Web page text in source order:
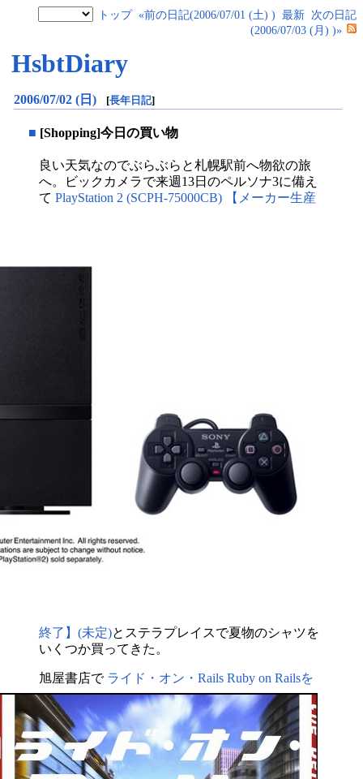
トップ «前の日記(2006/07/01 (土) ) 最新 次の日記
(2006/07/03 (月) )»
HsbtDiary
2006/07/02 (日) [長年日記]
■ [Shopping]今日の買い物
良い天気なのでぶらぶらと札幌駅前へ物欲の旅
へ。ビックカメラで来週13日のペルソナ3に備え
て PlayStation 2 (SCPH-75000CB) 【メーカー生産
終了】(未定)とステラプレイスで夏物のシャツを
いくつか買ってきた。
旭屋書店でライド・オン・Rails Ruby on Railsを